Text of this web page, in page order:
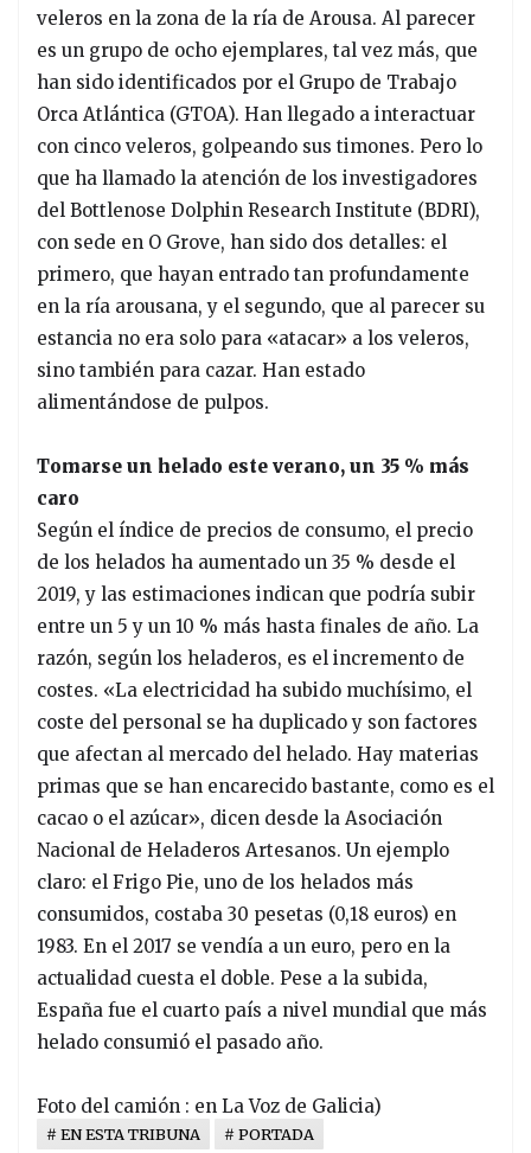
veleros en la zona de la ría de Arousa. Al parecer
es un grupo de ocho ejemplares, tal vez más, que
han sido identificados por el Grupo de Trabajo
Orca Atlántica (GTOA). Han llegado a interactuar
con cinco veleros, golpeando sus timones. Pero lo
que ha llamado la atención de los investigadores
del Bottlenose Dolphin Research Institute (BDRI),
con sede en O Grove, han sido dos detalles: el
primero, que hayan entrado tan profundamente
en la ría arousana, y el segundo, que al parecer su
estancia no era solo para «atacar» a los veleros,
sino también para cazar. Han estado
alimentándose de pulpos.
Tomarse un helado este verano, un 35 % más
caro
Según el índice de precios de consumo, el precio
de los helados ha aumentado un 35 % desde el
2019, y las estimaciones indican que podría subir
entre un 5 y un 10 % más hasta finales de año. La
razón, según los heladeros, es el incremento de
costes. «La electricidad ha subido muchísimo, el
coste del personal se ha duplicado y son factores
que afectan al mercado del helado. Hay materias
primas que se han encarecido bastante, como es el
cacao o el azúcar», dicen desde la Asociación
Nacional de Heladeros Artesanos. Un ejemplo
claro: el Frigo Pie, uno de los helados más
consumidos, costaba 30 pesetas (0,18 euros) en
1983. En el 2017 se vendía a un euro, pero en la
actualidad cuesta el doble. Pese a la subida,
España fue el cuarto país a nivel mundial que más
helado consumió el pasado año.
Foto del camión : en La Voz de Galicia)
EN ESTA TRIBUNA PORTADA